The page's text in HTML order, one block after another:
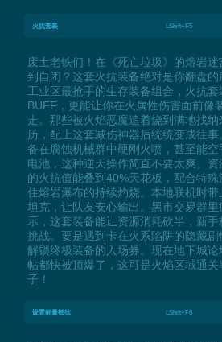
火抗套装 LShift+F5
废土老铁们！在《死亡垃圾》的熔岩
到自闭？这套火抗装备绝对是你翻盘
工业区最抢手的生存装备组合，火抗
BUFF，更能让你在火属性伤害面前像
走。那些被火焰恶魔追着烧到满地找
历，配上这套减伤神器后统统变成往
备在腐蚀机械群中硬刚火喷，甚至能
电池，这种逆天操作简直不要太爽。
的火抗值能叠到40%天花板，配合特
住熔岩瀑布的持续灼烧。本地联机时
坦克，让队友安心输出。黑市交易群
示，这套装备能让资源消耗砍半，新
挑战。要是遇到卡在火系陷阱的隐藏
解锁终极装备的入场券。现在地下城
帖都快被顶爆了，这可是火焰区域通
子！
设置能量抵抗 LShift+F6